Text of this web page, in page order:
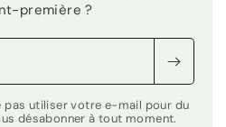
première ?
pas utiliser votre e-mail pour du
désabonner à tout moment.